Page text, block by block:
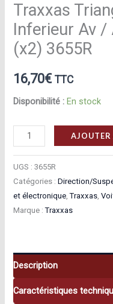
Traxxas
Inferieur Av
(x2) 3655R
16,70€ TTC
Disponibilité : En stock
quantité
de
Traxxas
Triangles
De
Suspension
/
Ar
Renforce
AJOUTER
UGS :3655R
Catégories :Direction/
et électronique,Traxxas,
Marque :Traxxas
Description
Caractéristiques